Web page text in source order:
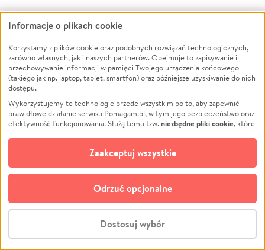
Dołącz do listy
Agnieszka
100zł
Zobacz więcej
Zbiórka zakończona
Stwórz zbiórkę - za darmo
Informacje o plikach cookie
Korzystamy z plików cookie oraz podobnych rozwiązań technologicznych,
zarówno własnych, jak i naszych partnerów. Obejmuje to zapisywanie i
przechowywanie informacji w pamięci Twojego urządzenia końcowego
(takiego jak np. laptop, tablet, smartfon) oraz późniejsze uzyskiwanie do nich
dostępu.
Wykorzystujemy te technologie przede wszystkim po to, aby zapewnić
prawidłowe działanie serwisu Pomagam.pl, w tym jego bezpieczeństwo oraz
efektywność funkcjonowania. Służą temu tzw.niezbędne pliki cookie, które
opcjonalnych plików cookie
technologii do celów analitycznych i retargetingowych. Możesz wyrazić
zgodę na ich stosowanie lub jej odmówić. W dowolnym momencie masz
możliwość zmiany swoich preferencji na stronie „Zarządzaj zgodami cookie”,
do której link znajdziesz w stopce serwisu Pomagam.pl. Opcjonalne pliki
cookie wykorzystywane są w następujących celach:
działanie serwisu Pomagam.pl. Dzięki nim możemy zrozumieć, jak
użytkownicy korzystają z naszego serwisu – skąd trafiają do serwisu, jak
Dostosuj wybór
Odrzuć opcjonalne
Zaakceptuj wszystkie